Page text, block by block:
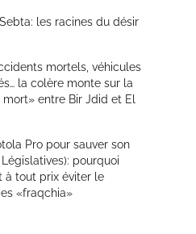
les racines du désir
mortels, véhicules
la colère monte sur la
entre Bir Jdid et El
Pro pour sauver son
pourquoi
à tout prix éviter le
«fraqchia»